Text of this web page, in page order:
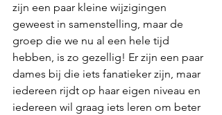
zijn een paar kleine wijzigingen
geweest in samenstelling, maar de
groep die we nu al een hele tijd
hebben, is zo gezellig! Er zijn een paar
dames bij die iets fanatieker zijn, maar
iedereen rijdt op haar eigen niveau en
iedereen wil graag iets leren om beter